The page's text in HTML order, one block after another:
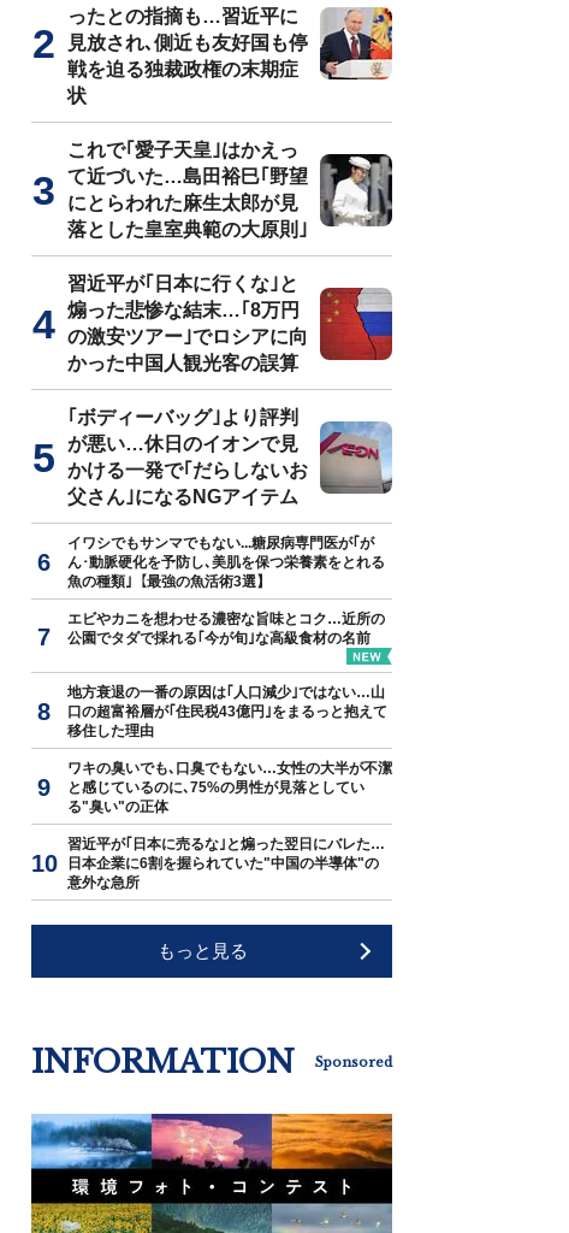
ったとの指摘も…習近平に
見放され､側近も友好国も停
戦を迫る独裁政権の末期症
状
これで｢愛子天皇｣はかえっ
て近づいた…島田裕巳｢野望
にとらわれた麻生太郎が見
落とした皇室典範の大原則｣
習近平が｢日本に行くな｣と
煽った悲惨な結末…｢8万円
の激安ツアー｣でロシアに向
かった中国人観光客の誤算
｢ボディーバッグ｣より評判
が悪い…休日のイオンで見
かける一発で｢だらしないお
父さん｣になるNGアイテム
イワシでもサンマでもない...糖尿病専門医が｢が
ん･動脈硬化を予防し､美肌を保つ栄養素をとれる
魚の種類｣【最強の魚活術3選】
エビやカニを想わせる濃密な旨味とコク…近所の
公園でタダで採れる｢今が旬｣な高級食材の名前
地方衰退の一番の原因は｢人口減少｣ではない…山
口の超富裕層が｢住民税43億円｣をまるっと抱えて
移住した理由
ワキの臭いでも､口臭でもない…女性の大半が不潔
と感じているのに､75%の男性が見落としてい
る"臭い"の正体
習近平が｢日本に売るな｣と煽った翌日にバレた…
日本企業に6割を握られていた"中国の半導体"の
意外な急所
もっと見る
INFORMATION Sponsored